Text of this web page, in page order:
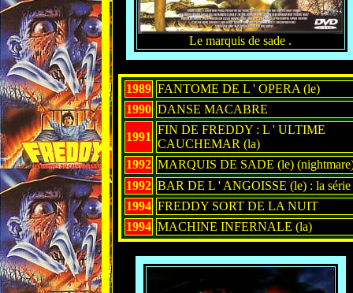
Le marquis de sade .
1989 FANTOME DE L ' OPERA (le)
1990 DANSE MACABRE
1991
FIN DE FREDDY : L ' ULTIME
CAUCHEMAR (la)
1992 MARQUIS DE SADE (le)
1992 BAR DE L ' ANGOISSE (le) : la série
1994 FREDDY SORT DE LA NUIT
1994 MACHINE INFERNALE (la)